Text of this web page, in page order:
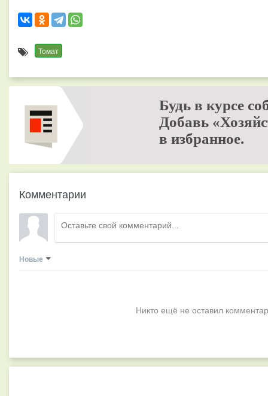
Томат
Будь в курсе
Добавь
в избранное.
Комментарии
Новые
Никто ещё не оставил